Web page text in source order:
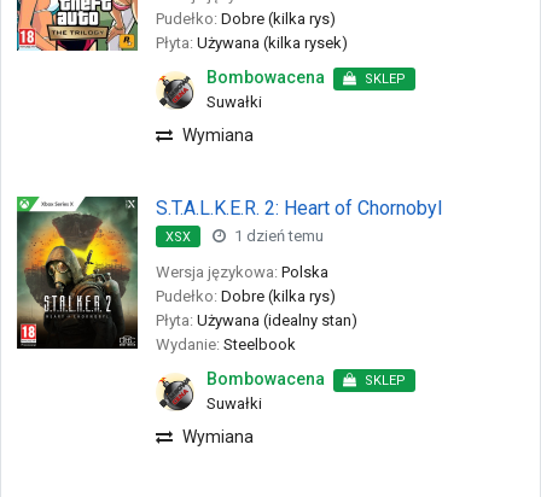
Pudełko: Dobre (kilka rys)
Płyta: Używana (kilka rysek)
Bombowacena SKLEP
Suwałki
Wymiana
S.T.A.L.K.E.R. 2: Heart of Chornobyl
XSX
1 dzień temu
Wersja językowa: Polska
Pudełko: Dobre (kilka rys)
Płyta: Używana (idealny stan)
Wydanie: Steelbook
Bombowacena SKLEP
Suwałki
Wymiana